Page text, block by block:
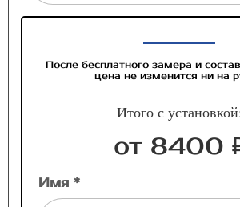
После бесплатного замера и
цена не изменится ни на
Итого с
от 8400
Имя *